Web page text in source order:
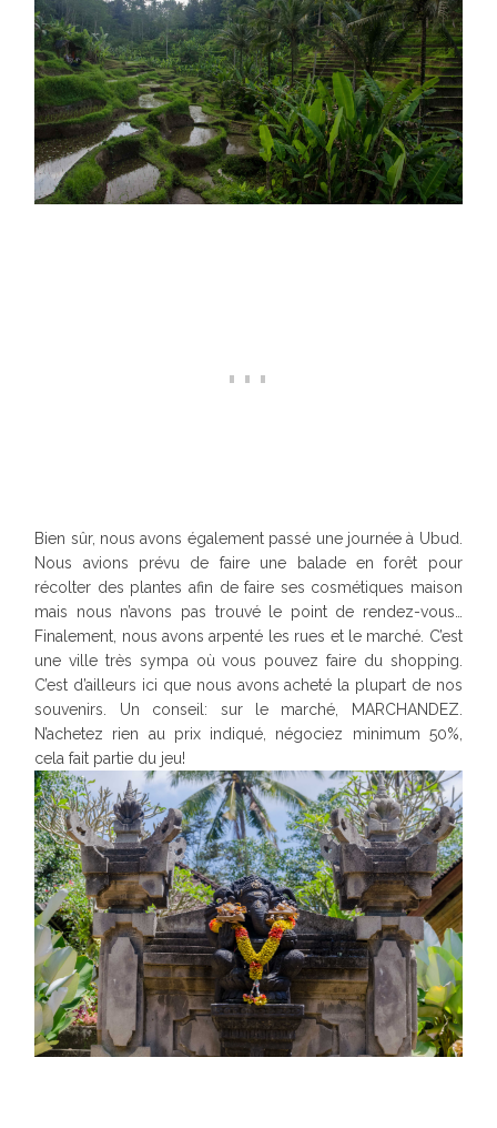
Bien sûr, nous avons également passé une journée à Ubud.
Nous avions prévu de faire une balade en forêt pour
récolter des plantes afin de faire ses cosmétiques maison
mais nous n’avons pas trouvé le point de rendez-vous…
Finalement, nous avons arpenté les rues et le marché. C’est
une ville très sympa où vous pouvez faire du shopping.
C’est d’ailleurs ici que nous avons acheté la plupart de nos
souvenirs. Un conseil: sur le marché, MARCHANDEZ.
N’achetez rien au prix indiqué, négociez minimum 50%,
cela fait partie du jeu!